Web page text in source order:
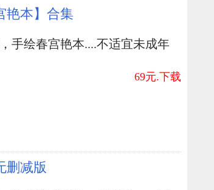
艳本】合集
手绘春宫艳本....不适宜未成年
69元.下载
删减版